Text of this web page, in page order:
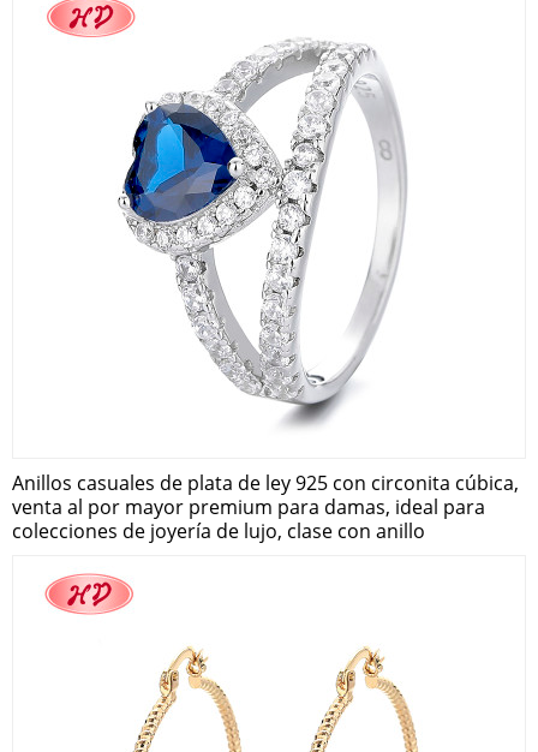
Anillos casuales de plata de ley 925 con circonita cúbica,
venta al por mayor premium para damas, ideal para
colecciones de joyería de lujo, clase con anillo